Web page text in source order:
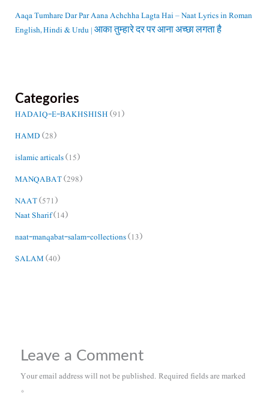
Aaqa Tumhare Dar Par Aana Achchha Lagta Hai – Naat Lyrics in Roman
English, Hindi & Urdu | आका तुम्हारे दर पर आना अच्छा लगता है
Categories
HADAIQ-E-BAKHSHISH(91)
HAMD(28)
islamic articals(15)
MANQABAT(298)
NAAT(571)
Naat Sharif(14)
naat-manqabat-salam-collections(13)
SALAM(40)
Leave a Comment
Your email address will not be published.Required fields are marked
*